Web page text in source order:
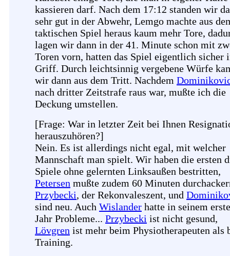
kassieren darf. Nach dem 17:12 standen wir
sehr gut in der Abwehr, Lemgo machte aus
taktischen Spiel heraus kaum mehr Tore,
lagen wir dann in der 41. Minute schon mit
Toren vorn, hatten das Spiel eigentlich sicher
Griff. Durch leichtsinnig vergebene Würfe
wir dann aus dem Tritt. Nachdem
nach dritter Zeitstrafe raus war, mußte ich die
Deckung umstellen.
[Frage: War in letzter Zeit bei Ihnen
herauszuhören?]
Nein. Es ist allerdings nicht egal, mit welcher
Mannschaft man spielt. Wir haben die ersten
Spiele ohne gelernten Linksaußen bestritten,
Petersen mußte zudem 60 Minuten
Przybecki, der Rekonvaleszent, und
sind neu. Auch Wislander hatte in seinem
Jahr Probleme... Przybecki ist nicht gesund,
Lövgren ist mehr beim Physiotherapeuten als
Training.